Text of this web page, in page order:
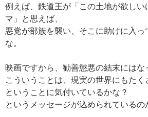
例えば、鉄道王が「この土地が欲しい
マ」と思えば、
悪党が部族を襲い、そこに助けに入
な。
映画ですから、勧善懲悪の結末にはな
こういうことは、現実の世界にもたく
ということに気付いているかな？
というメッセージが込められているの